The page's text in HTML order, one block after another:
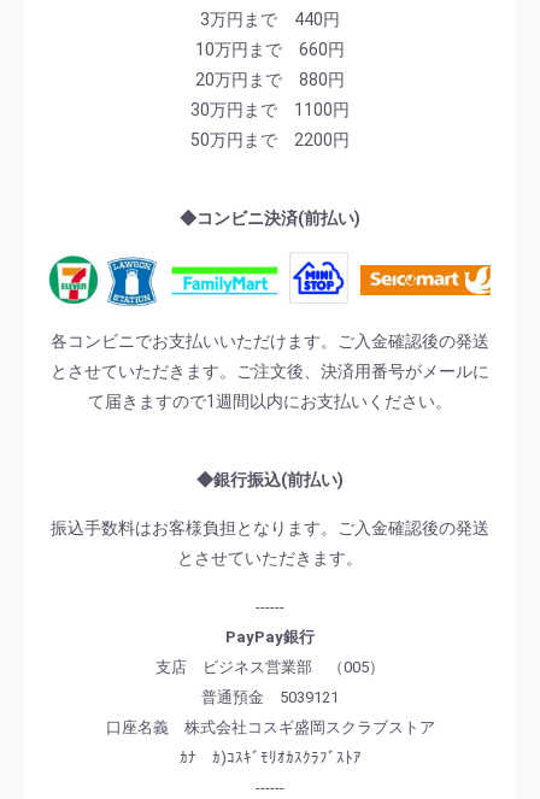
3万円まで 440円
10万円まで 660円
20万円まで 880円
30万円まで 1100円
50万円まで 2200円
◆コンビニ決済(前払い)
各コンビニでお支払いいただけます。ご入金確認後の発送
とさせていただきます。ご注文後、決済用番号がメールに
て届きますので1週間以内にお支払いください。
◆銀行振込(前払い)
振込手数料はお客様負担となります。ご入金確認後の発送
とさせていただきます。
------
PayPay銀行
支店 ビジネス営業部 （005）
普通預金 5039121
口座名義 株式会社コスギ盛岡スクラブストア
ｶﾅ ｶ)ｺｽｷﾞﾓﾘｵｶｽｸﾗﾌﾞｽﾄｱ
------